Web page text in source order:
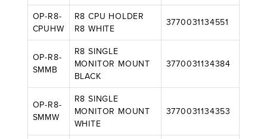
OP-R8-
CPUHW
R8 CPU HOLDER
R8 WHITE
3770031134551
OP-R8-
SMMB
R8 SINGLE
MONITOR MOUNT
BLACK
3770031134384
OP-R8-
SMMW
R8 SINGLE
MONITOR MOUNT
WHITE
3770031134353